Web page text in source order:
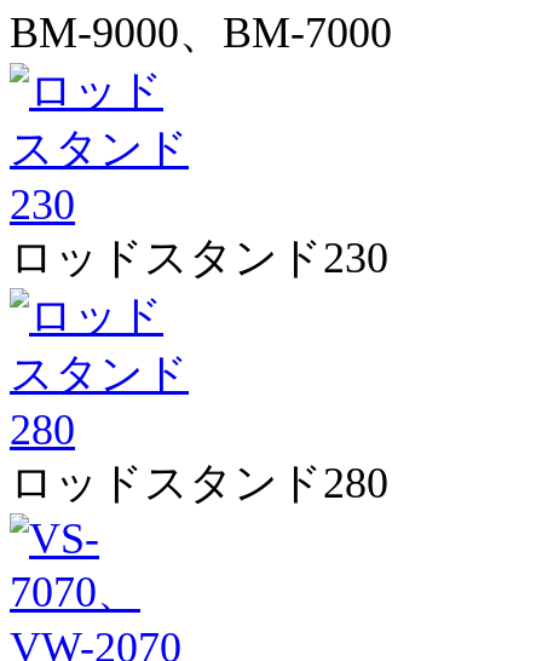
BM-9000、BM-7000
ロッドスタンド230
ロッドスタンド280